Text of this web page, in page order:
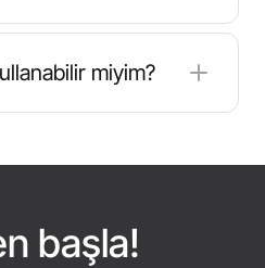
araçları ve gizlilik
anonim sohbet ve
miyim?
başla!